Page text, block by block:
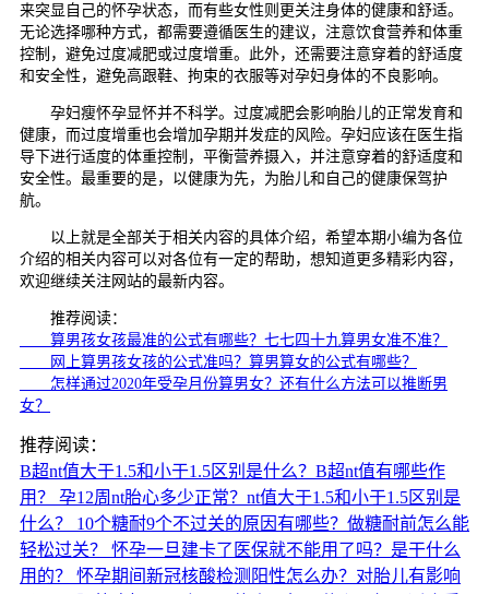
来突显自己的怀孕状态，而有些女性则更关注身体的健康和舒适。
无论选择哪种方式，都需要遵循医生的建议，注意饮食营养和体重
控制，避免过度减肥或过度增重。此外，还需要注意穿着的舒适度
和安全性，避免高跟鞋、拘束的衣服等对孕妇身体的不良影响。
孕妇瘦怀孕显怀并不科学。过度减肥会影响胎儿的正常发育和
健康，而过度增重也会增加孕期并发症的风险。孕妇应该在医生指
导下进行适度的体重控制，平衡营养摄入，并注意穿着的舒适度和
安全性。最重要的是，以健康为先，为胎儿和自己的健康保驾护
航。
以上就是全部关于相关内容的具体介绍，希望本期小编为各位
介绍的相关内容可以对各位有一定的帮助，想知道更多精彩内容，
欢迎继续关注网站的最新内容。
推荐阅读：
算男孩女孩最准的公式有哪些？七七四十九算男女准不准？
网上算男孩女孩的公式准吗？算男算女的公式有哪些？
怎样通过2020年受孕月份算男女？还有什么方法可以推断男
女？
推荐阅读：
B超nt值大于1.5和小于1.5区别是什么？B超nt值有哪些作
用？
孕12周nt胎心多少正常？nt值大于1.5和小于1.5区别是
什么？
10个糖耐9个不过关的原因有哪些？做糖耐前怎么能
轻松过关？
怀孕一旦建卡了医保就不能用了吗？是干什么
用的？
怀孕期间新冠核酸检测阳性怎么办？对胎儿有影响